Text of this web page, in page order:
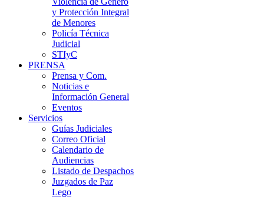
y Protección Integral
de Menores
Policía Técnica
Judicial
STIyC
PRENSA
Prensa y Com.
Noticias e
Información General
Eventos
Servicios
Guías Judiciales
Correo Oficial
Calendario de
Audiencias
Listado de Despachos
Juzgados de Paz
Lego